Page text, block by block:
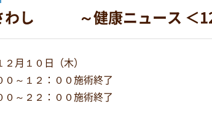
わし ～健康ニュース ＜
２月１０日（木）
～１２：００施術終了
０～２２：００施術終了